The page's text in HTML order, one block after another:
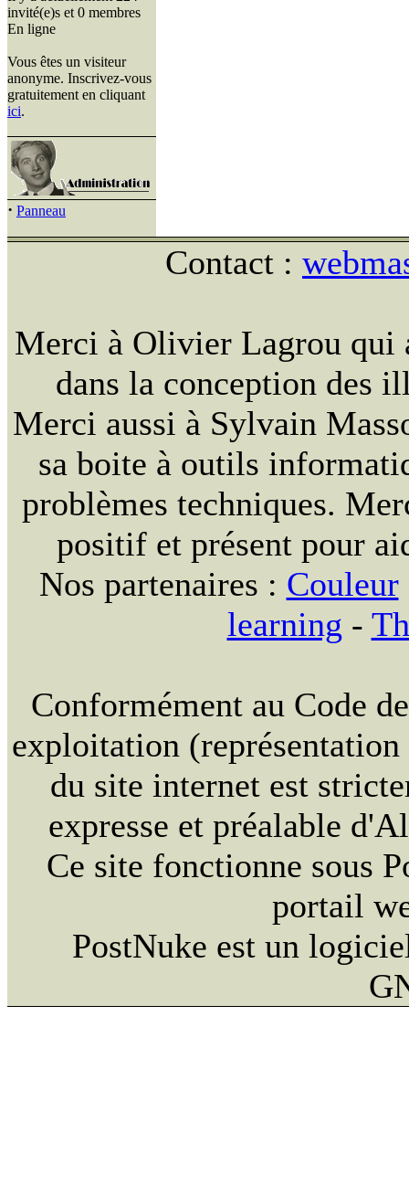
invité(e)s et 0 membres
En ligne
Vous êtes un visiteur
anonyme. Inscrivez-vous
gratuitement en cliquant
ici.
· Panneau
Contact :
Merci à Olivier Lagrou qui
dans la conception des
Merci aussi à Sylvain
sa boite à outils
problèmes techniques.
positif et présent pour
Nos partenaires : Couleur
learning -
Conformément au Code
exploitation
du site internet est
expresse et préalable
Ce site fonctionne sous
portail
PostNuke est un